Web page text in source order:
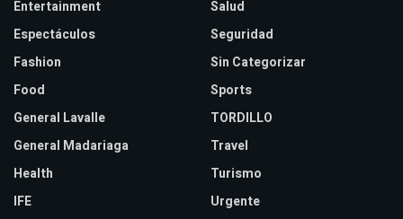
Entertainment
Espectáculos
Fashion
Food
General Lavalle
General Madariaga
Health
IFE
Salud
Seguridad
Sin Categorizar
Sports
TORDILLO
Travel
Turismo
Urgente